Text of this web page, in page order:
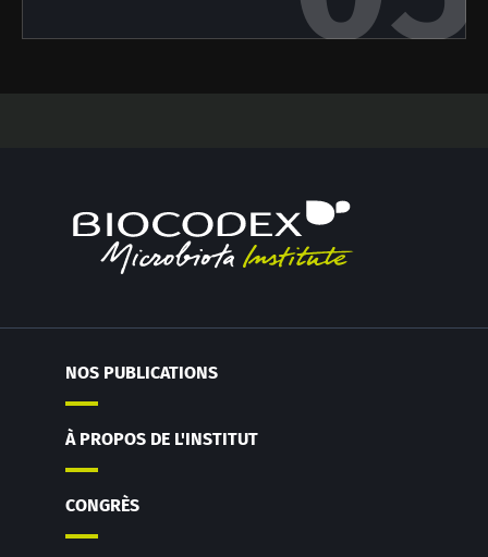
NOS PUBLICATIONS
À PROPOS DE L'INSTITUT
CONGRÈS